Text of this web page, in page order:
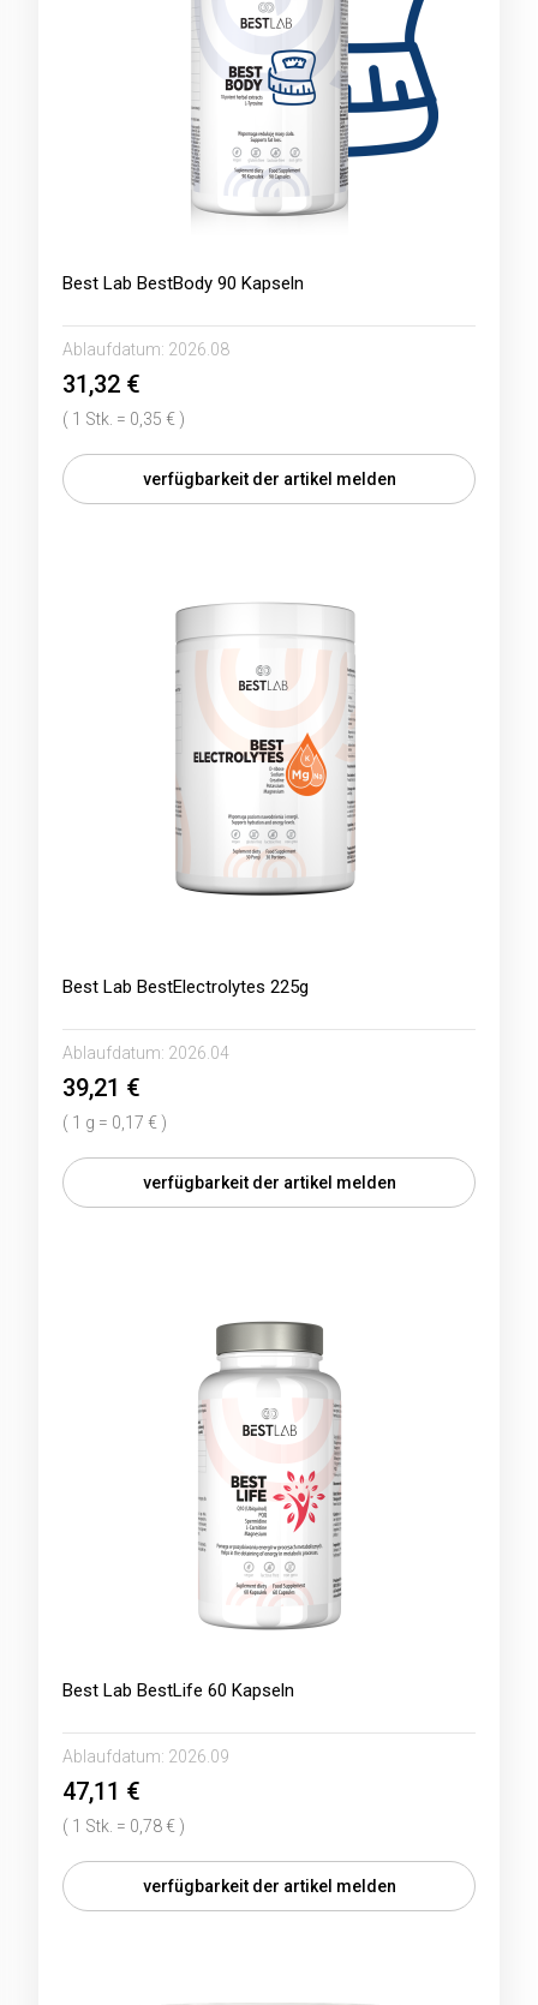
Best Lab BestBody 90 Kapseln
Ablaufdatum: 2026.08
31,32 €
( 1 Stk. = 0,35 € )
verfügbarkeit der artikel melden
Best Lab BestElectrolytes 225g
Ablaufdatum: 2026.04
39,21 €
( 1 g = 0,17 € )
verfügbarkeit der artikel melden
Best Lab BestLife 60 Kapseln
Ablaufdatum: 2026.09
47,11 €
( 1 Stk. = 0,78 € )
verfügbarkeit der artikel melden